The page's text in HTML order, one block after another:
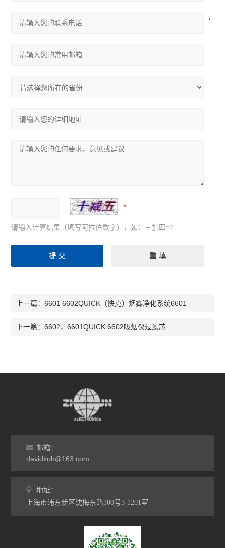
请输入计算结果（填写阿拉伯数字），如：三加四=7
上一篇：6601 6602QUICK（快克）烟雾净化系统6601
下一篇：6602，6601QUICK 6602吸烟仪过滤芯
邮箱：
davidkoh@163.com
地址：
上海市浦东新区沈梅东路300号3-1201室